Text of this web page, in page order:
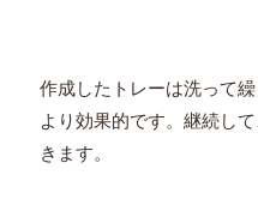
作成したトレーは洗って
より効果的です。継続し
きます。